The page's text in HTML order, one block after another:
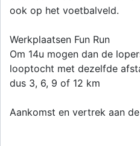
ook op het voetbalveld.
Werkplaatsen Fun Run
Om 14u mogen dan de
looptocht met dezelfde
dus 3, 6, 9 of 12 km
Aankomst en vertrek aan